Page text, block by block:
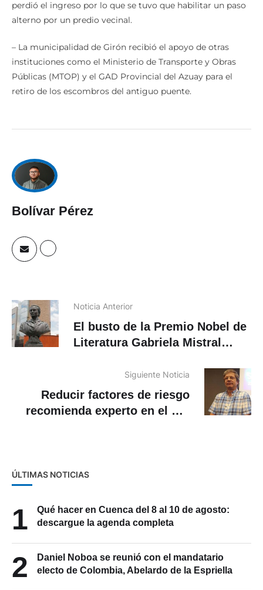
perdió el ingreso por lo que se tuvo que habilitar un paso
alterno por un predio vecinal.
– La municipalidad de Girón recibió el apoyo de otras
instituciones como el Ministerio de Transporte y Obras
Públicas (MTOP) y el GAD Provincial del Azuay para el
retiro de los escombros del antiguo puente.
Bolívar Pérez
Noticia Anterior
El busto de la Premio Nobel de
Literatura Gabriela Mistral
Siguiente Noticia
Reducir factores de riesgo
recomienda experto en el Día
ÚLTIMAS NOTICIAS
1
Qué hacer en Cuenca del 8 al 10 de agosto:
descargue la agenda completa
2
Daniel Noboa se reunió con el mandatario
electo de Colombia, Abelardo de la Espriella